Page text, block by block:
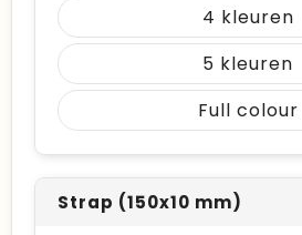
4
5
Full colour
Strap (150x10 mm)